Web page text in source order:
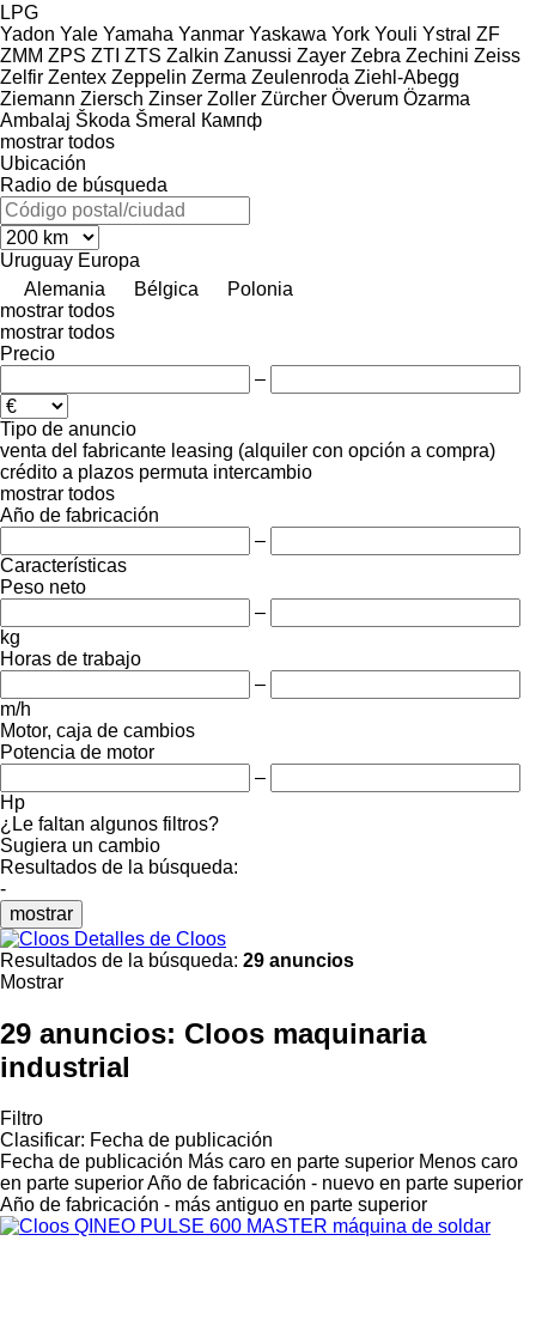
LPG
Yadon Yale Yamaha Yanmar Yaskawa York Youli Ystral ZF
ZMM ZPS ZTI ZTS Zalkin Zanussi Zayer Zebra Zechini Zeiss
Zelfir Zentex Zeppelin Zerma Zeulenroda Ziehl-Abegg
Ziemann Ziersch Zinser Zoller Zürcher Överum Özarma
Ambalaj Škoda Šmeral
Кампф
mostrar todos
Ubicación
Radio de búsqueda
Uruguay Europa
Alemania
Bélgica
Polonia
mostrar todos
mostrar todos
Precio
–
Tipo de anuncio
venta del fabricante leasing (alquiler con opción a compra)
crédito a plazos permuta intercambio
mostrar todos
Año de fabricación
–
Características
Peso neto
–
kg
Horas de trabajo
–
m/h
Motor, caja de cambios
Potencia de motor
–
Hp
¿Le faltan algunos filtros?
Sugiera un cambio
Resultados de la búsqueda:
-
mostrar
Detalles de Cloos
Resultados de la búsqueda: 29 anuncios
Mostrar
29 anuncios: Cloos maquinaria
industrial
Filtro
Clasificar: Fecha de publicación
Fecha de publicación Más caro en parte superior Menos caro
en parte superiorAño de fabricación - nuevo en parte superior
Año de fabricación - más antiguo en parte superior